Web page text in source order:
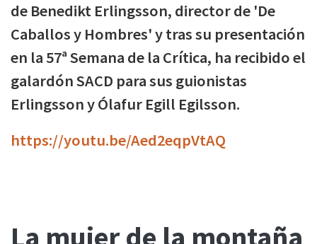
de Benedikt Erlingsson, director de 'De
Caballos y Hombres' y tras su presentación
en la 57ª Semana de la Crítica, ha recibido el
galardón SACD para sus guionistas
Erlingsson y Ólafur Egill Egilsson.
https://youtu.be/Aed2eqpVtAQ
La mujer de la montaña